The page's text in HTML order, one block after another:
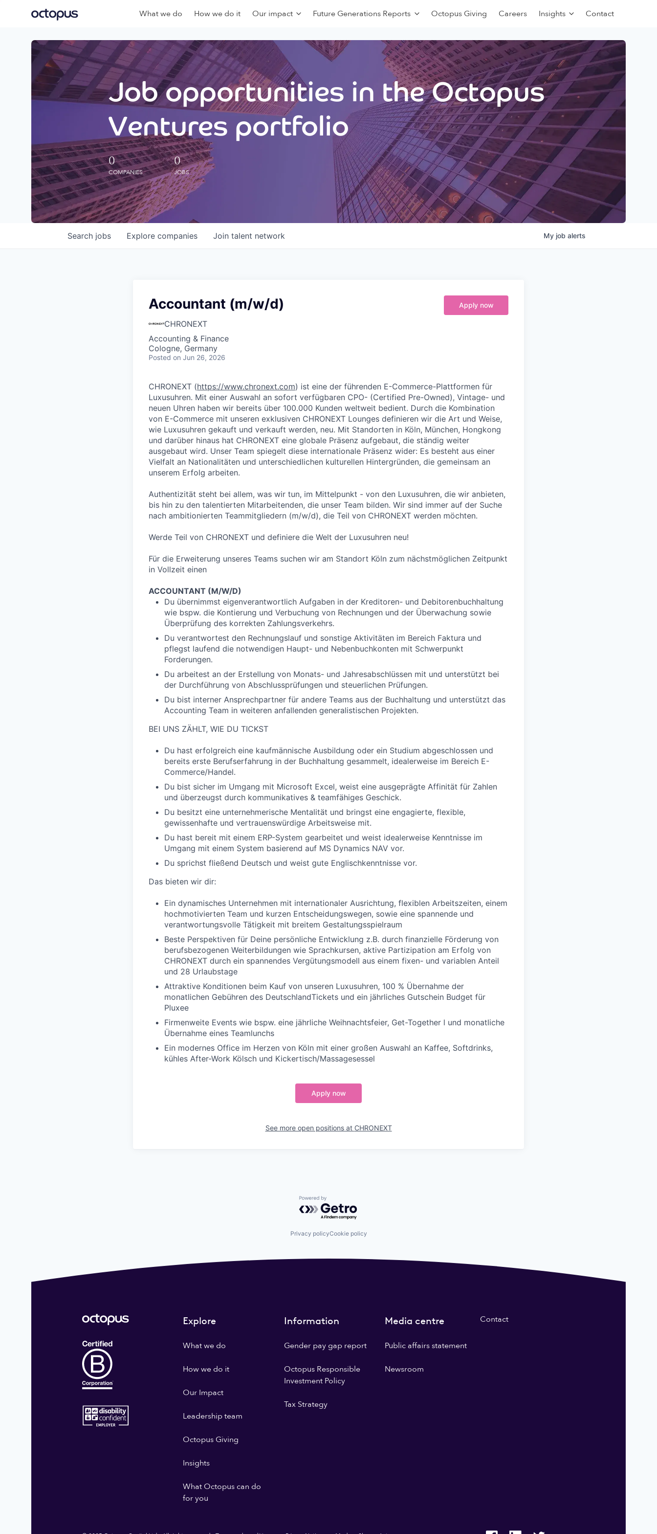
What we do How we do it Our impact Future Generations Reports Octopus Giving Careers Insights Contact
Job opportunities in the Octopus
Ventures portfolio
0
COMPANIES
0
JOBS
Search jobs Explore companies Join talent network My job alerts
Accountant (m/w/d)
CHRONEXT
Accounting & Finance
Cologne, Germany
Posted on Jun 26, 2026
Apply now
CHRONEXT (https://www.chronext.com) ist eine der führenden E-Commerce-Plattformen für
Luxusuhren. Mit einer Auswahl an sofort verfügbaren CPO- (Certified Pre-Owned), Vintage- und
neuen Uhren haben wir bereits über 100.000 Kunden weltweit bedient. Durch die Kombination
von E-Commerce mit unseren exklusiven CHRONEXT Lounges definieren wir die Art und Weise,
wie Luxusuhren gekauft und verkauft werden, neu. Mit Standorten in Köln, München, Hongkong
und darüber hinaus hat CHRONEXT eine globale Präsenz aufgebaut, die ständig weiter
ausgebaut wird. Unser Team spiegelt diese internationale Präsenz wider: Es besteht aus einer
Vielfalt an Nationalitäten und unterschiedlichen kulturellen Hintergründen, die gemeinsam an
unserem Erfolg arbeiten.
Authentizität steht bei allem, was wir tun, im Mittelpunkt - von den Luxusuhren, die wir anbieten,
bis hin zu den talentierten Mitarbeitenden, die unser Team bilden. Wir sind immer auf der Suche
nach ambitionierten Teammitgliedern (m/w/d), die Teil von CHRONEXT werden möchten.
Werde Teil von CHRONEXT und definiere die Welt der Luxusuhren neu!
Für die Erweiterung unseres Teams suchen wir am Standort Köln zum nächstmöglichen Zeitpunkt
in Vollzeit einen
ACCOUNTANT (M/W/D)
Du übernimmst eigenverantwortlich Aufgaben in der Kreditoren- und Debitorenbuchhaltung
wie bspw. die Kontierung und Verbuchung von Rechnungen und der Überwachung sowie
Überprüfung des korrekten Zahlungsverkehrs.
Du verantwortest den Rechnungslauf und sonstige Aktivitäten im Bereich Faktura und
pflegst laufend die notwendigen Haupt- und Nebenbuchkonten mit Schwerpunkt
Forderungen.
Du arbeitest an der Erstellung von Monats- und Jahresabschlüssen mit und unterstützt bei
der Durchführung von Abschlussprüfungen und steuerlichen Prüfungen.
Du bist interner Ansprechpartner für andere Teams aus der Buchhaltung und unterstützt das
Accounting Team in weiteren anfallenden generalistischen Projekten.
BEI UNS ZÄHLT, WIE DU TICKST
Du hast erfolgreich eine kaufmännische Ausbildung oder ein Studium abgeschlossen und
bereits erste Berufserfahrung in der Buchhaltung gesammelt, idealerweise im Bereich E-
Commerce/Handel.
Du bist sicher im Umgang mit Microsoft Excel, weist eine ausgeprägte Affinität für Zahlen
und überzeugst durch kommunikatives & teamfähiges Geschick.
Du besitzt eine unternehmerische Mentalität und bringst eine engagierte, flexible,
gewissenhafte und vertrauenswürdige Arbeitsweise mit.
Du hast bereit mit einem ERP-System gearbeitet und weist idealerweise Kenntnisse im
Umgang mit einem System basierend auf MS Dynamics NAV vor.
Du sprichst fließend Deutsch und weist gute Englischkenntnisse vor.
Das bieten wir dir:
Ein dynamisches Unternehmen mit internationaler Ausrichtung, flexiblen Arbeitszeiten, einem
hochmotivierten Team und kurzen Entscheidungswegen, sowie eine spannende und
verantwortungsvolle Tätigkeit mit breitem Gestaltungsspielraum
Beste Perspektiven für Deine persönliche Entwicklung z.B. durch finanzielle Förderung von
berufsbezogenen Weiterbildungen wie Sprachkursen, aktive Partizipation am Erfolg von
CHRONEXT durch ein spannendes Vergütungsmodell aus einem fixen- und variablen Anteil
und 28 Urlaubstage
Attraktive Konditionen beim Kauf von unseren Luxusuhren, 100 % Übernahme der
monatlichen Gebühren des DeutschlandTickets und ein jährliches Gutschein Budget für
Pluxee
Firmenweite Events wie bspw. eine jährliche Weihnachtsfeier, Get-Together l und monatliche
Übernahme eines Teamlunchs
Ein modernes Office im Herzen von Köln mit einer großen Auswahl an Kaffee, Softdrinks,
kühles After-Work Kölsch und Kickertisch/Massagesessel
Apply now
See more open positions at CHRONEXT
Powered by Getro.com
Privacy policyCookie policy
Explore
What we do
How we do it
Our Impact
Leadership team
Octopus Giving
Insights
What Octopus can do
for you
Information
Gender pay gap report
Octopus Responsible
Investment Policy
Tax Strategy
Media centre
Public affairs statement
Newsroom
Contact